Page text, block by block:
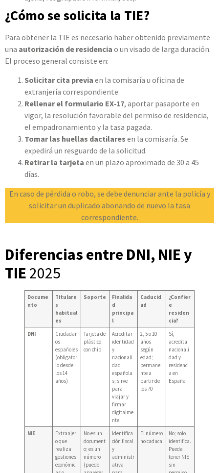
¿Cómo se solicita la TIE?
Para obtener la TIE es necesario haber obtenido previamente
una autorización de residencia o un visado de larga duración.
El proceso general consiste en:
Solicitar cita previa en la comisaría u oficina de
extranjería correspondiente.
Rellenar el formulario EX‑17, aportar pasaporte en
vigor, la resolución favorable del permiso de residencia,
el empadronamiento y la tasa pagada.
Tomar las huellas dactilares en la comisaría. Se
expedirá un resguardo de la solicitud.
Retirar la tarjeta en un plazo aproximado de 30 a 45
días.
En caso de pérdida o robo, se debe denunciar ante la policía y
solicitar un duplicado abonando de nuevo la tasa
correspondiente.
Diferencias entre DNI, NIE y
TIE 2025
Docume
nto
Titulare
s
habitual
es
Soporte
Finalida
d
principa
l
Caducid
ad
¿Confier
e
residen
cia?
DNI
Ciudadan
os
españoles
(obligator
io desde
los 14
años)
Tarjeta de
plástico
con chip
Acreditar
identidad
y
nacionali
dad
española
s; sirve
para
viajar y
firmar
digitalme
nte
2, 5 o 10
años
según
edad;
permane
nte a
partir de
los 70
Sí,
acredita
nacionali
dad y
residenci
a en
España
NIE
Extranjer
o que
realiza
gestiones
económic
No es un
document
o; es un
número
(puede
Identifica
ción fiscal
y
administr
ativa
El número
no caduca
No; solo
identifica.
Puede
tener NIE
sin